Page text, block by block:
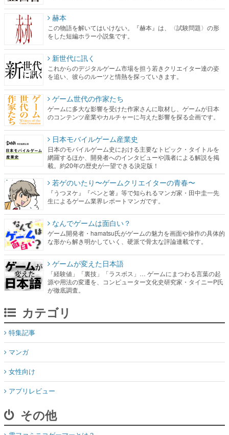
赫本
この物語を解いてはいけない。『赫本』は、〈試験問題〉の形
をした短編ホラー小説集です。
新世代に訊く
これからのデジタルゲーム市場を担う若きクリエイター達の姿
を追い、彼らのルーツと情熱を探っていきます。
ゲーム世代の作家たち
ゲームに多大な影響を受けた作家さんに取材し、ゲームが日本
のコンテンツ産業やカルチャーに与えた影響を探る企画です。
日本モバイルゲーム産業史
日本のモバイルゲーム史における主要なトピック・タイトルを
網羅するほか、開発者へのインタビューや識者による解説を掲
載。約20年の歴史が一望できる決定版！
若ゲのいたり〜ゲームクリエイターの青春〜
『うつヌケ』『ペンと箸』等で知られるマンガ家・田中圭一先
生によるゲーム業界レポートマンガです。
なんでゲームは面白い？
ゲーム開発者・hamatsu氏がゲームの魅力を画面や操作の具体的
な形から解き明かしていく、硬派で骨太な評論連載です。
ゲームが変えた日本語
「経験値」「裏技」「ラスボス」… ゲームにまつわる言葉の起
源や用法の変遷を、コンピューター文化史研究家・タイニーP氏
が徹底調査。
カテゴリ
特集記事
マンガ
女性向け
アプリレビュー
その他